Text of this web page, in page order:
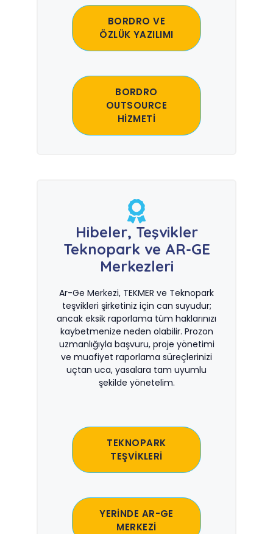
BORDRO VE
ÖZLÜK YAZILIMI
BORDRO
OUTSOURCE
HİZMETİ
Hibeler, Teşvikler
Teknopark ve AR-GE
Merkezleri
Ar-Ge Merkezi, TEKMER ve Teknopark
teşvikleri şirketiniz için can suyudur;
ancak eksik raporlama tüm haklarınızı
kaybetmenize neden olabilir. Prozon
uzmanlığıyla başvuru, proje yönetimi
ve muafiyet raporlama süreçlerinizi
uçtan uca, yasalara tam uyumlu
şekilde yönetelim.
TEKNOPARK
TEŞVİKLERİ
YERİNDE AR-GE
MERKEZİ